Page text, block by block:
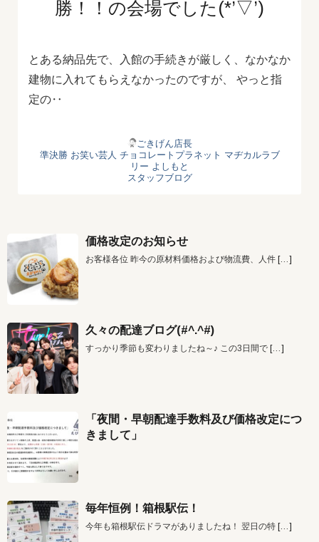
勝！！の会場でした(*’▽’)
とある納品先で、入館の手続きが厳しく、なかなか
建物に入れてもらえなかったのですが、 やっと指
定の‥
ごきげん店長
準決勝 お笑い芸人 チョコレートプラネット マヂカルラブ
リー よしもと
スタッフブログ
価格改定のお知らせ
お客様各位 昨今の原材料価格および物流費、人件 […]
久々の配達ブログ(#^.^#)
すっかり季節も変わりましたね～♪ この3日間で […]
「夜間・早朝配達手数料及び価格改定につ
きまして」
毎年恒例！箱根駅伝！
今年も箱根駅伝ドラマがありましたね！ 翌日の特 […]